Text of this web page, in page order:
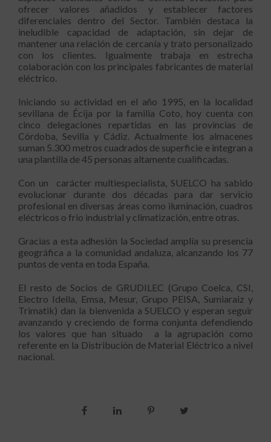
ofrecer valores añadidos y establecer factores
diferenciales dentro del Sector. También destaca la
ineludible capacidad de adaptación, sin dejar de
mantener una relación de cercanía y trato personalizado
con los clientes. Igualmente trabaja en estrecha
colaboración con los principales fabricantes de material
eléctrico.
Iniciando su actividad en el año 1995, en la localidad
sevillana de Écija por la familia Coto, hoy cuenta con
cinco delegaciones repartidas en las provincias de
Córdoba, Sevilla y Cádiz. Actualmente los almacenes
suman 5.300 metros cuadrados de superficie e integran a
una plantilla de 45 personas altamente cualificadas.
Con un carácter multiespecialista, SUELCO ha sabido
evolucionar durante dos décadas para dar servicio
profesional en diversas áreas como iluminación, cuadros
eléctricos o frio industrial y climatización, entre otras.
Gracias a esta adhesión la Sociedad amplía su presencia
geográfica a la comunidad andaluza, alcanzando los 77
puntos de venta en toda España.
El resto de Socios de GRUDILEC (Grupo Coelca, CSI,
Electro Idella, Emsa, Mesur, Grupo PEISA, Sumiaraiz y
Trimatik) dan la bienvenida a SUELCO y esperan seguir
avanzando y creciendo de forma conjunta defendiendo
los valores que han situado a la agrupación como
referente en la Distribución de Material Eléctrico a nivel
nacional.